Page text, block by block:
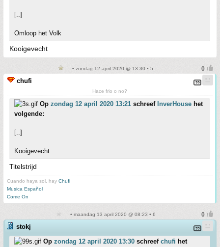
[..]
Omloop het Volk
Kooigevecht
• zondag 12 april 2020 @ 13:30 • 5
chufi
Hace frio o no?
Op zondag 12 april 2020 13:21 schreef InverHouse het
volgende:
[..]
Kooigevecht
Titelstrijd
Cuando haya sol, hay Chufi
Musica Español
Come On
• maandag 13 april 2020 @ 08:23 • 6
stokj
Op zondag 12 april 2020 13:30 schreef chufi het